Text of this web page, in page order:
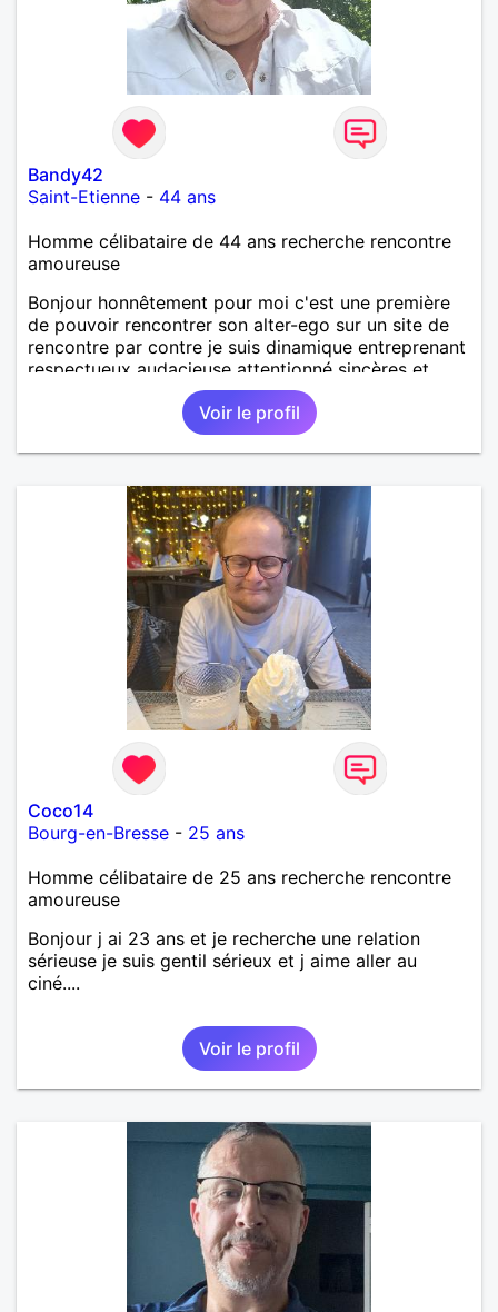
Bandy42
Saint-Etienne - 44 ans
Homme célibataire de 44 ans recherche rencontre
amoureuse
Bonjour honnêtement pour moi c'est une première
de pouvoir rencontrer son alter-ego sur un site de
rencontre par contre je suis dinamique entreprenant
respectueux audacieuse attentionné sincères et
expressif et j' aime surtout les câlins et à les
partager avec humour et amour bisous à+ à bientôt
Voir le profil
Coco14
Bourg-en-Bresse - 25 ans
Homme célibataire de 25 ans recherche rencontre
amoureuse
Bonjour j ai 23 ans et je recherche une relation
sérieuse je suis gentil sérieux et j aime aller au
ciné....
Voir le profil